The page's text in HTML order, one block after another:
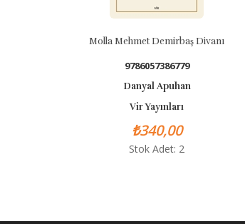
Molla Mehmet Demirbaş Divanı
9786057386779
Danyal Apuhan
Vir Yayınları
₺340,00
Stok Adet: 2